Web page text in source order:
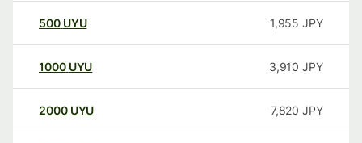
500 UYU 1,955 JPY
1000 UYU 3,910 JPY
2000 UYU 7,820 JPY